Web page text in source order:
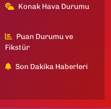
Konak Hava Durumu
Puan Durumu ve
Fikstür
Son Dakika Haberleri